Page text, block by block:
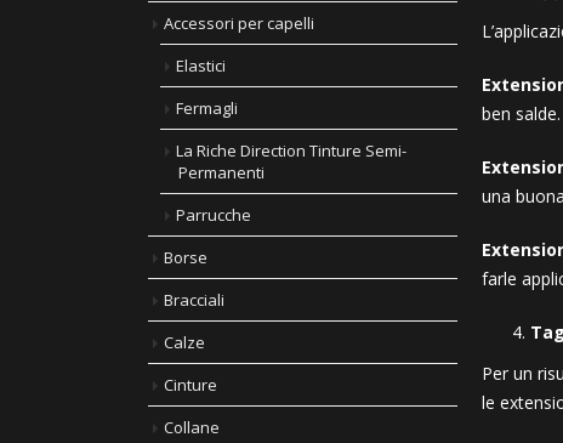
ben salde.
una
farle
Per un
le
Accessori per capelli
Elastici
Fermagli
La Riche Direction Tinture Semi-
Permanenti
Parrucche
Borse
Bracciali
Calze
Cinture
Collane